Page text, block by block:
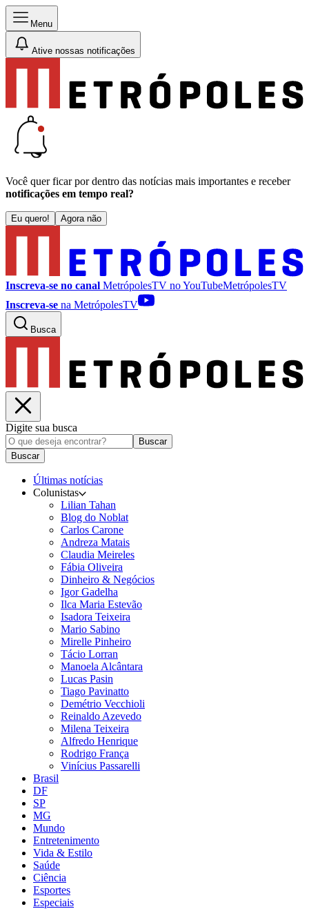
Menu
Ative nossas notificações
Você quer ficar por dentro das notícias mais importantes e receber
notificações em tempo real?
Eu quero! Agora não
Inscreva-se no canal MetrópolesTV noYouTubeMetrópolesTV
Inscreva-se na MetrópolesTV
Busca
Digite sua busca
Buscar
Buscar
Últimas notícias
Colunistas
Lilian Tahan
Blog do Noblat
Carlos Carone
Andreza Matais
Claudia Meireles
Fábia Oliveira
Dinheiro & Negócios
Igor Gadelha
Ilca Maria Estevão
Isadora Teixeira
Mario Sabino
Mirelle Pinheiro
Tácio Lorran
Manoela Alcântara
Lucas Pasin
Tiago Pavinatto
Demétrio Vecchioli
Reinaldo Azevedo
Milena Teixeira
Alfredo Henrique
Rodrigo França
Vinícius Passarelli
Brasil
DF
SP
MG
Mundo
Entretenimento
Vida & Estilo
Saúde
Ciência
Esportes
Especiais